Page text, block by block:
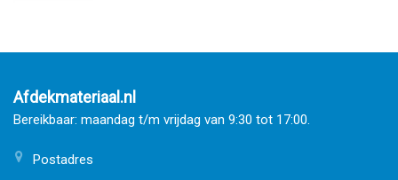
Afdekmateriaal.nl
Bereikbaar: maandag t/m vrijdag van 9:30 tot 17:00.
Postadres